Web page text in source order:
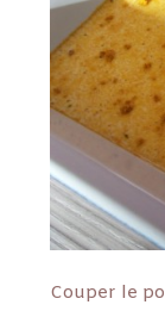
Couper le